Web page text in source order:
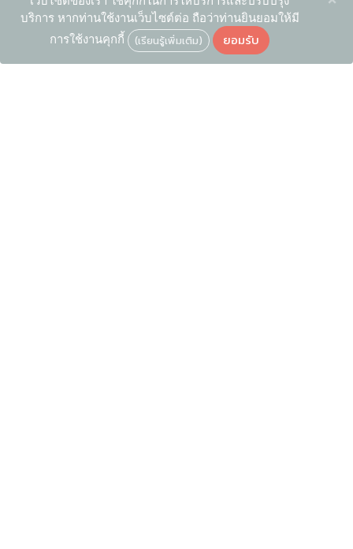
บริการ หากท่านใช้งานเว็บไซต์ต่อ ถือว่าท่านยินยอมให้มี
การใช้งานคุกกี้ (เรียนรู้เพิ่มเติม) ยอมรับ